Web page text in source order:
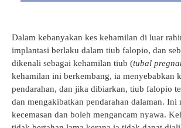
Dalam kebanyakan kes kehamilan di luar
implantasi berlaku dalam tiub falopio, dan
dikenali sebagai kehamilan tiub (tubal
kehamilan ini berkembang, ia menyebabkan
pendarahan, dan jika dibiarkan, tiub falopio
dan mengakibatkan pendarahan dalaman. Ini
kecemasan dan boleh mengancam nyawa.